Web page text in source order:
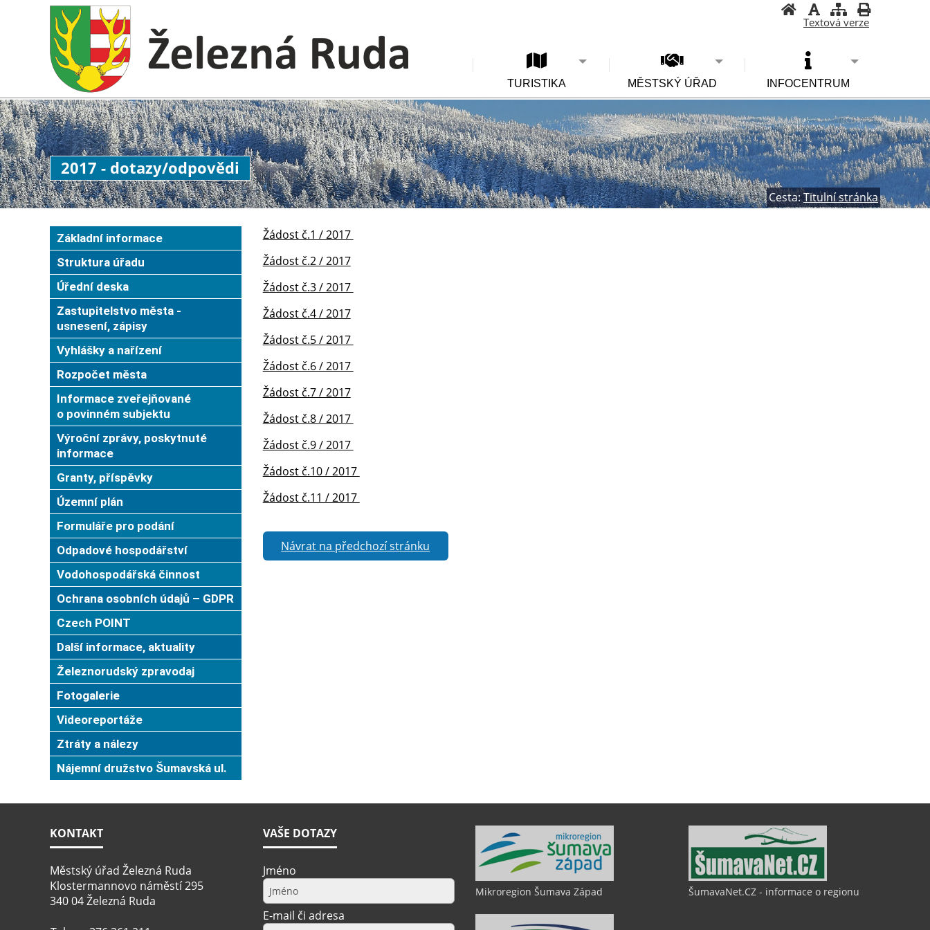
Textová verze
TURISTIKA MĚSTSKÝ ÚŘAD INFOCENTRUM
2017 - dotazy/odpovědi
Cesta:Titulní stránka
Základní informace
Struktura úřadu
Úřední deska
Zastupitelstvo města -
usnesení, zápisy
Vyhlášky a nařízení
Rozpočet města
Informace zveřejňované
o povinném subjektu
Výroční zprávy, poskytnuté
informace
Granty, příspěvky
Územní plán
Formuláře pro podání
Odpadové hospodářství
Vodohospodářská činnost
Ochrana osobních údajů – GDPR
Czech POINT
Další informace, aktuality
Železnorudský zpravodaj
Fotogalerie
Videoreportáže
Ztráty a nálezy
Nájemní družstvo Šumavská ul.
Žádost č.1 / 2017
Žádost č.2 / 2017
Žádost č.3 / 2017
Žádost č.4 / 2017
Žádost č.5 / 2017
Žádost č.6 / 2017
Žádost č.7 / 2017
Žádost č.8 / 2017
Žádost č.9 / 2017
Žádost č.10 / 2017
Žádost č.11 / 2017
Návrat na předchozí stránku
KONTAKT
Městský úřad Železná Ruda
Klostermannovo náměstí 295
340 04 Železná Ruda
VAŠE DOTAZY
Jméno
E-mail či adresa
Mikroregion Šumava Západ ŠumavaNet.CZ - informace o regionu